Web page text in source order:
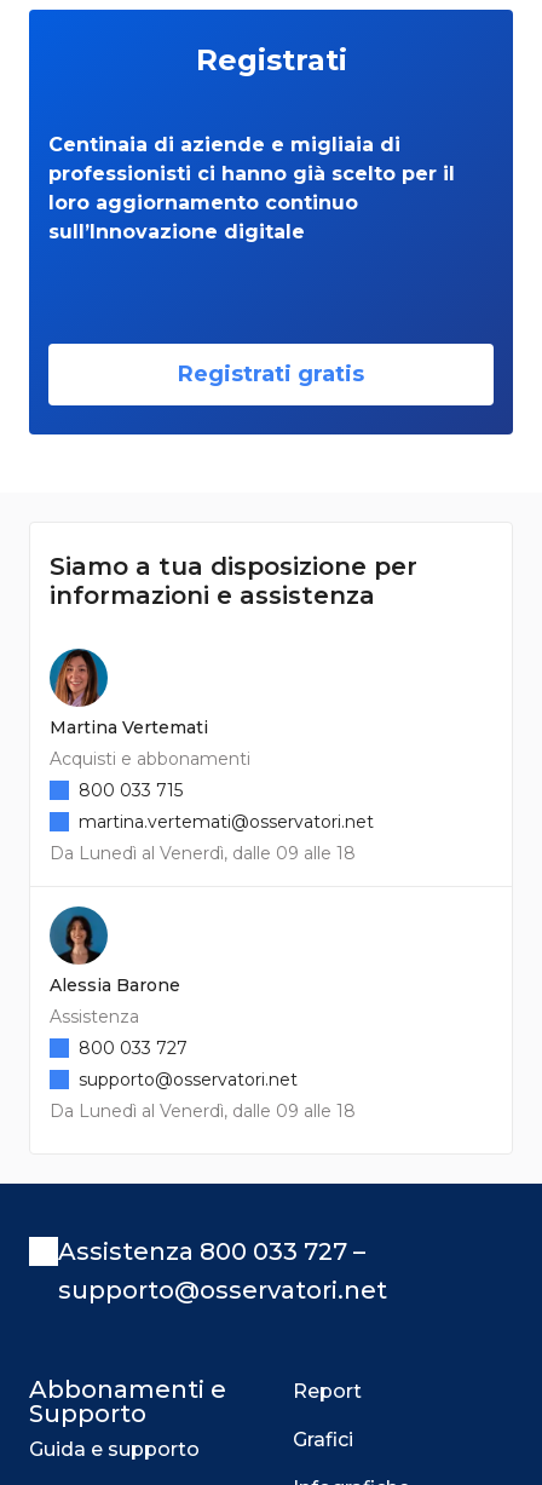
Registrati
Centinaia di aziende e migliaia di
professionisti ci hanno già scelto per il
loro aggiornamento continuo
sull’Innovazione digitale
Registrati gratis
Siamo a tua disposizione per
informazioni e assistenza
Martina Vertemati
Acquisti e abbonamenti
Da Lunedì al Venerdì, dalle 09 alle 18
800 033 715
martina.vertemati@osservatori.net
Alessia Barone
Assistenza
Da Lunedì al Venerdì, dalle 09 alle 18
800 033 727
supporto@osservatori.net
Assistenza 800 033 727 –
supporto@osservatori.net
Abbonamenti e
Supporto
Guida e supporto
Report
Grafici